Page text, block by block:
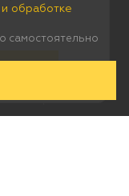
персональных
обработке
самостоятельно